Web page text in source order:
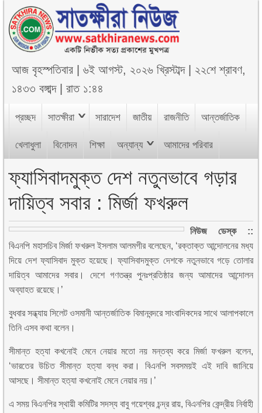
আজবৃহস্পতিবার |৬ই আগস্ট, ২০২৬ খ্রিস্টাব্দ| ২২শে শ্রাবণ,
১৪৩৩ বঙ্গাব্দ|রাত ১:৪৪
প্রচ্ছদ সাতক্ষীরা সারাদেশ জাতীয় রাজনীতি আন্তর্জাতিক
খেলাধুলা বিনোদন শিক্ষা অন্যান্য আমাদের পরিবার
ফ্যাসিবাদমুক্ত দেশ নতুনভাবে গড়ার
দায়িত্ব সবার : মির্জা ফখরুল
নিউজ ডেস্ক ::
বিএনপি মহাসচিব মির্জা ফখরুল ইসলাম আলমগীর বলেছেন, ‘রক্তাক্ত আন্দোলনের মধ্য
দিয়ে দেশ ফ্যাসিবাদ মুক্ত হয়েছে। ফ্যাসিবাদমুক্ত দেশকে নতুনভাবে গড়ে তোলার
দায়িত্ব আমাদের সবার। দেশে গণতন্ত্র পুনঃপ্রতিষ্ঠার জন্য আমাদের আন্দোলন
অব্যাহত রয়েছে।’
বুধবার সন্ধ্যায় সিলেট ওসমানী আন্তর্জাতিক বিমানবন্দরে সাংবাদিকদের সাথে আলাপকালে
তিনি এসব কথা বলেন।
সীমান্ত হত্যা কখনোই মেনে নেয়ার মতো নয় মন্তব্য করে মির্জা ফখরুল বলেন,
‘ভারতের উচিত সীমান্ত হত্যা বন্ধ করা। বিএনপি সবসময়ই এই দাবি জানিয়ে
আসছে। সীমান্ত হত্যা কখনোই মেনে নেয়ার নয়।’
এ সময় বিএনপির স্থায়ী কমিটির সদস্য বাবু গয়েশ্বর চন্দ্র রায়, বিএনপির কেন্দ্রীয় নির্বাহী